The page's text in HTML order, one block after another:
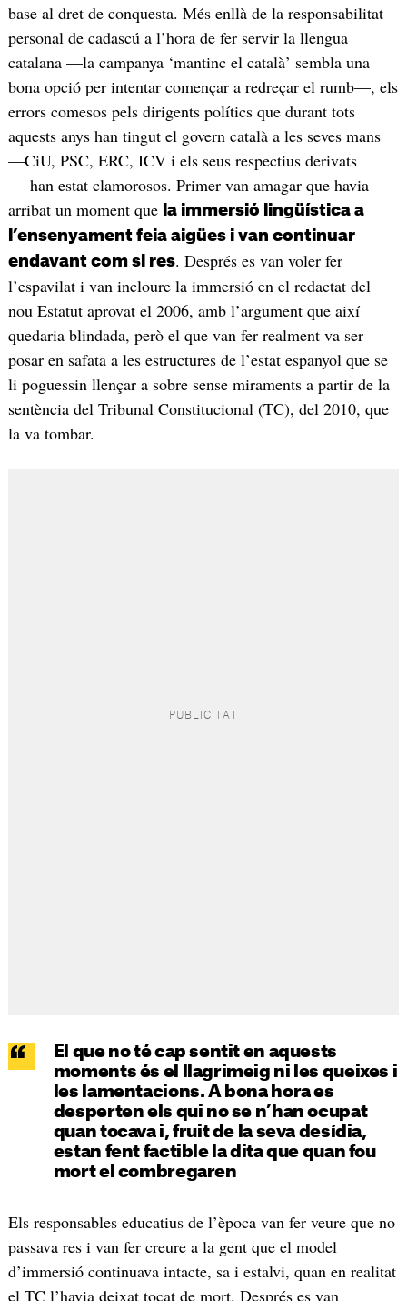
base al dret de conquesta. Més enllà de la responsabilitat
personal de cadascú a l’hora de fer servir la llengua
catalana —la campanya ‘mantinc el català’ sembla una
bona opció per intentar començar a redreçar el rumb—, els
errors comesos pels dirigents polítics que durant tots
aquests anys han tingut el govern català a les seves mans
—CiU, PSC, ERC, ICV i els seus respectius derivats
— han estat clamorosos. Primer van amagar que havia
arribat un moment que la immersió lingüística a
l’ensenyament feia aigües i van continuar
endavant com si res. Després es van voler fer
l’espavilat i van incloure la immersió en el redactat del
nou Estatut aprovat el 2006, amb l’argument que així
quedaria blindada, però el que van fer realment va ser
posar en safata a les estructures de l’estat espanyol que se
li poguessin llençar a sobre sense miraments a partir de la
sentència del Tribunal Constitucional (TC), del 2010, que
la va tombar.
El que no té cap sentit en aquests
moments és el llagrimeig ni les queixes i
les lamentacions. A bona hora es
desperten els qui no se n’han ocupat
quan tocava i, fruit de la seva desídia,
estan fent factible la dita que quan fou
mort el combregaren
Els responsables educatius de l’època van fer veure que no
passava res i van fer creure a la gent que el model
d’immersió continuava intacte, sa i estalvi, quan en realitat
el TC l’havia deixat tocat de mort. Després es van